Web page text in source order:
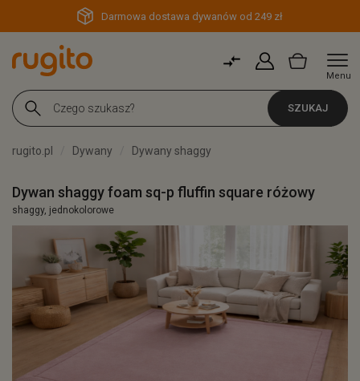
Darmowa dostawa dywanów od 249 zł
Menu
SZUKAJ
rugito.pl Dywany Dywany shaggy
Dywan shaggy foam sq-p fluffin square różowy
shaggy, jednokolorowe